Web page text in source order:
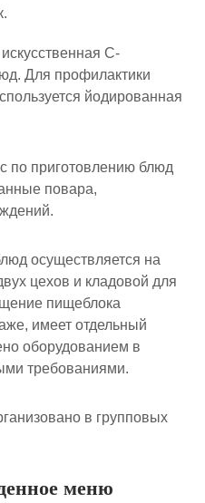
С-
Для профилактики
йодированная
по приготовлению блюд
повара,
осуществляется на
цехов и кладовой для
пищеблока
имеет отдельный
оборудованием в
требованиями.
в групповых
меню